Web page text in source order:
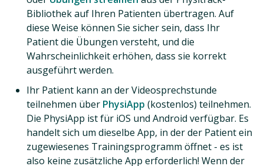
Bibliothek auf Ihren Patienten übertragen. Auf
diese Weise können Sie sicher sein, dass Ihr
Patient die Übungen versteht, und die
Wahrscheinlichkeit erhöhen, dass sie korrekt
ausgeführt werden.
Ihr Patient kann an der Videosprechstunde
teilnehmen über PhysiApp (kostenlos) teilnehmen.
Die PhysiApp ist für iOS und Android verfügbar. Es
handelt sich um dieselbe App, in der der Patient ein
zugewiesenes Trainingsprogramm öffnet - es ist
also keine zusätzliche App erforderlich! Wenn der